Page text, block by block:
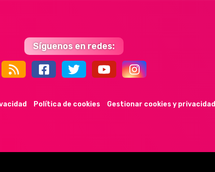
Síguenos en redes:
44k 9k 35k 352
Política de cookies Gestionar cookies y privacidad